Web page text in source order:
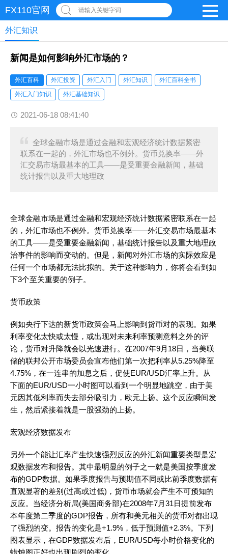
FX110官网 请输入关键字词
外汇知识
新闻是如何影响外汇市场的？
外汇百科 外汇投资 外汇入门 外汇知识
外汇百科全书
外汇入门知识
外汇基础知识
2021-06-18 08:41:40
全球金融市场是通过金融和宏观经济统计数据紧密
联系在一起的，外汇市场也不例外。货币兑换率——外
汇交易市场最基本的工具——是受重要金融新闻，基础
统计报告以及重大地理政
全球金融市场是通过金融和宏观经济统计数据紧密联系在一起
的，外汇市场也不例外。货币兑换率——外汇交易市场最基本
的工具——是受重要金融新闻，基础统计报告以及重大地理政
治事件的影响而变动的。但是，新闻对外汇市场的实际效应是
任何一个市场都无法比拟的。关于这种影响力，你将会看到如
下3个至关重要的例子。
货币政策
例如央行下达的新货币政策会马上影响到货币对的表现。如果
利率变化太快或太慢，或出现对未来利率预测意料之外的评
论，货币对升降就会以光速进行。在2007年9月18日，当美联
储的联邦公开市场委员会宣布他们第一次把利率从5.25%降至
4.75%，在一连串的加息之后，促使EUR/USD汇率上升。从
下面的EUR/USD一小时图可以看到一个明显地跳空，由于美
元因其低利率而失去部分吸引力，欧元上扬。这个反应瞬间发
生，然后紧接着就是一股强劲的上扬。
宏观经济数据发布
另外一个能让汇率产生快速强烈反应的外汇新闻重要类型是宏
观数据发布和报告。其中最明显的例子之一就是美国按季度发
布的GDP数据。如果季度报告与预期值不同或比前季度数据有
直观显著的差别(过高或过低)，货币市场就会产生不可预知的
反应。当经济分析局(美国商务部)在2008年7月31日提前发布
本年度第二季度的GDP报告，所有和美元相关的货币对都出现
了强烈的变。报告的变化是+1.9%，低于预测值+2.3%。下列
图表显示，在GDP数据发布后，EUR/USD每小时价格变化的
蜡烛图正好也出现剧烈的变化。